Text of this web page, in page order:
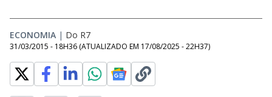
ECONOMIA | Do R7
31/03/2015 - 18H36 (ATUALIZADO EM 17/08/2025 - 22H37)